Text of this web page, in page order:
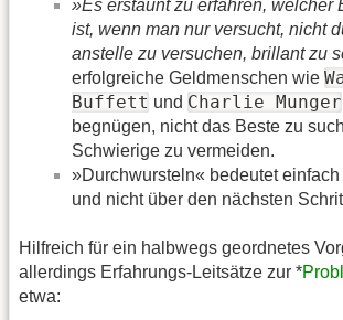
»Es erstaunt zu erfahren, welcher
ist, wenn man nur versucht, nicht
anstelle zu versuchen, brillant zu
erfolgreiche Geldmenschen wie
Buffett und Charlie Munger
begnügen, nicht das Beste zu
Schwierige zu vermeiden.
»Durchwursteln« bedeutet
und nicht über den nächsten
Hilfreich für ein halbwegs geordnetes
allerdings Erfahrungs-Leitsätze zur *
etwa: